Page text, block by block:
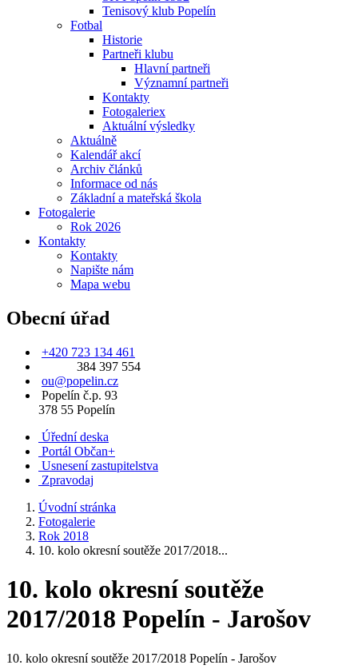
Tenisový klub Popelín
Fotbal
Historie
Partneři klubu
Hlavní partneři
Významní partneři
Kontakty
Fotogaleriex
Aktuální výsledky
Aktuálně
Kalendář akcí
Archiv článků
Informace od nás
Základní a mateřská škola
Fotogalerie
Rok 2026
Kontakty
Kontakty
Napište nám
Mapa webu
Obecní úřad
+420 723 134 461
384 397 554
ou@popelin.cz
Popelín č.p. 93
378 55 Popelín
Úřední deska
Portál Občan+
Usnesení zastupitelstva
Zpravodaj
Úvodní stránka
Fotogalerie
Rok 2018
10. kolo okresní soutěže 2017/2018...
10. kolo okresní soutěže
2017/2018 Popelín - Jarošov
10. kolo okresní soutěže 2017/2018 Popelín - Jarošov